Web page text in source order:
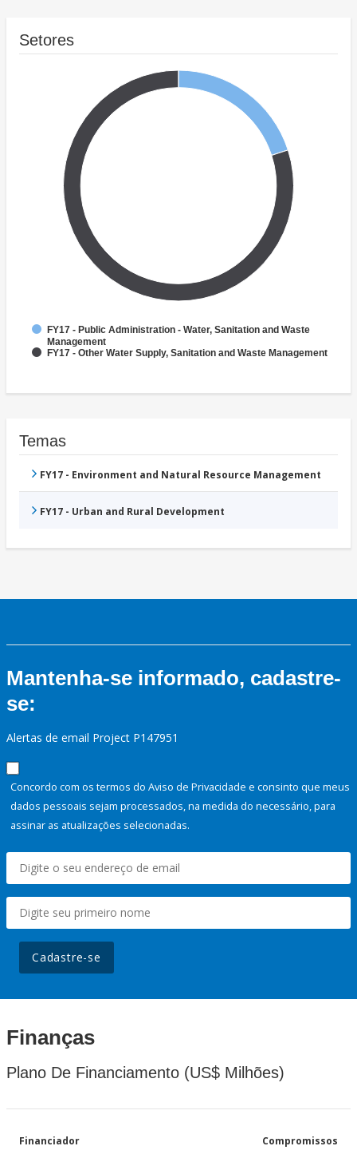
Setores
FY17 - Public Administration - Water, Sanitation and Waste
Management
FY17 - Other Water Supply, Sanitation and Waste Management
Temas
FY17 - Environment and Natural Resource Management
FY17 - Urban and Rural Development
Mantenha-se informado, cadastre-
se:
Alertas de email Project P147951
Concordo com os termos do Aviso de Privacidade e consinto que meus
dados pessoais sejam processados, na medida do necessário, para
assinar as atualizações selecionadas.
Cadastre-se
Finanças
Plano De Financiamento (US$ Milhões)
Financiador Compromissos